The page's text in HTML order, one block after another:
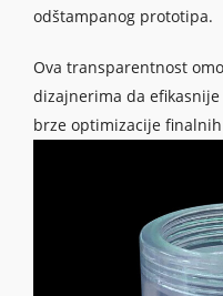
odštampanog prototipa.
Ova transparentnost
dizajnerima da
brze optimizacije